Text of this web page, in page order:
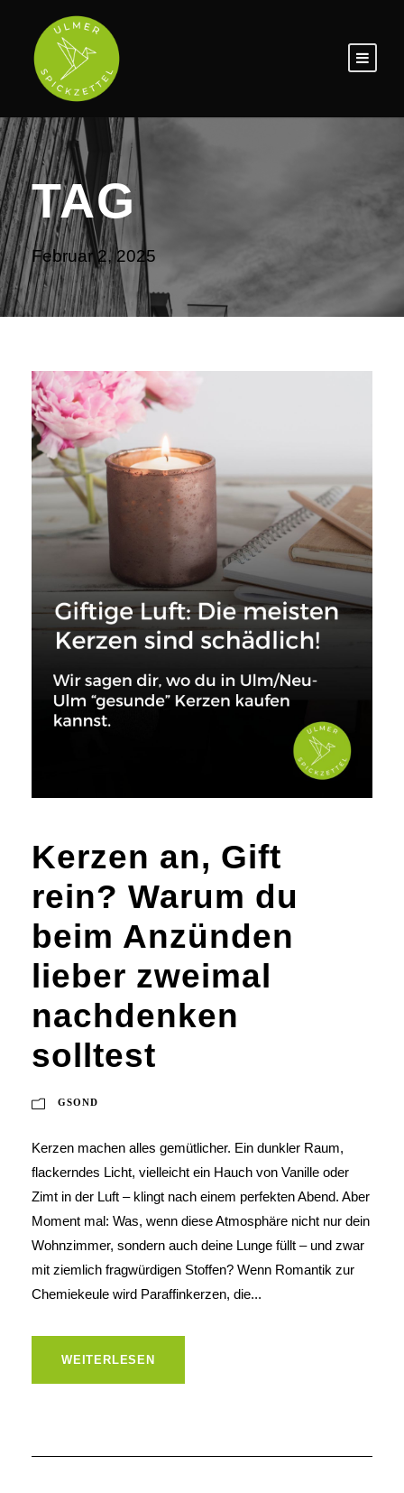
TAG
Februar 2, 2025
Kerzen an, Gift
rein? Warum du
beim Anzünden
lieber zweimal
nachdenken
solltest
GSOND
Kerzen machen alles gemütlicher. Ein dunkler Raum,
flackerndes Licht, vielleicht ein Hauch von Vanille oder
Zimt in der Luft – klingt nach einem perfekten Abend. Aber
Moment mal: Was, wenn diese Atmosphäre nicht nur dein
Wohnzimmer, sondern auch deine Lunge füllt – und zwar
mit ziemlich fragwürdigen Stoffen? Wenn Romantik zur
Chemiekeule wird Paraffinkerzen, die...
WEITERLESEN